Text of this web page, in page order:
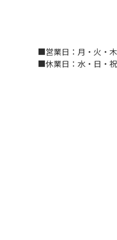
■営業日：月・火・
■休業日：水・日・